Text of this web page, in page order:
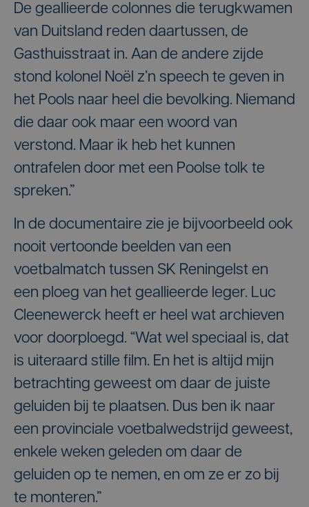
De geallieerde colonnes die terugkwamen
van Duitsland reden daartussen, de
Gasthuisstraat in. Aan de andere zijde
stond kolonel Noël z’n speech te geven in
het Pools naar heel die bevolking. Niemand
die daar ook maar een woord van
verstond. Maar ik heb het kunnen
ontrafelen door met een Poolse tolk te
spreken.”
In de documentaire zie je bijvoorbeeld ook
nooit vertoonde beelden van een
voetbalmatch tussen SK Reningelst en
een ploeg van het geallieerde leger. Luc
Cleenewerck heeft er heel wat archieven
voor doorploegd. “Wat wel speciaal is, dat
is uiteraard stille film. En het is altijd mijn
betrachting geweest om daar de juiste
geluiden bij te plaatsen. Dus ben ik naar
een provinciale voetbalwedstrijd geweest,
enkele weken geleden om daar de
geluiden op te nemen, en om ze er zo bij
te monteren.”